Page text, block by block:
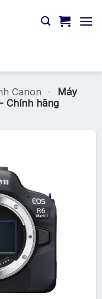
Canon -
Máy
Chính hãng